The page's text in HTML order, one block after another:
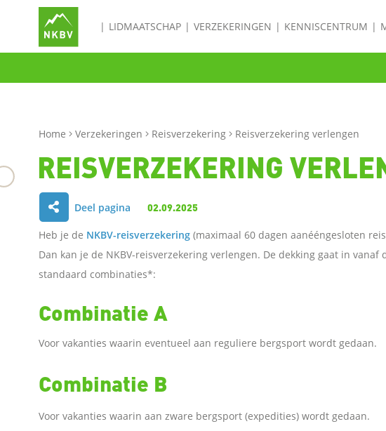
LIDMAATSCHAP VERZEKERINGEN KENNISCENTRUM
Home Verzekeringen Reisverzekering Reisverzekering verlengen
REISVERZEKERING
Deel pagina 02.09.2025
e
l
e
n
o
p
Heb je de NKBV-reisverzekering(maximaal 60 dagen aanééngesloten
Dan kan je de NKBV-reisverzekering verlengen. De dekking gaat in vanaf
standaard combinaties*:
Combinatie A
Voor vakanties waarin eventueel aan reguliere bergsport wordt gedaan.
Combinatie B
Voor vakanties waarin aan zware bergsport (expedities) wordt gedaan.